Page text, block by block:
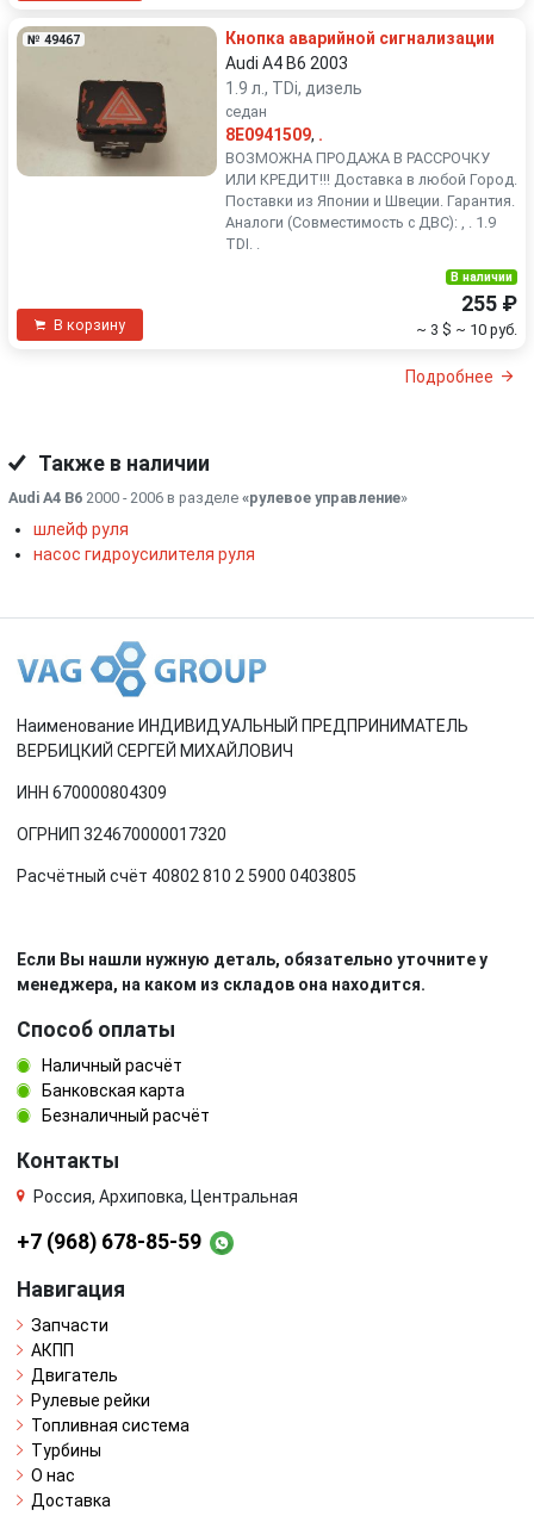
№ 49467
Кнопка аварийной сигнализации
Audi A4 B6 2003
1.9 л., TDi, дизель
седан
8E0941509, .
ВОЗМОЖНА ПРОДАЖА В РАССРОЧКУ
ИЛИ КРЕДИТ!!! Доставка в любой Город.
Поставки из Японии и Швеции. Гарантия.
Аналоги (Совместимость с ДВС): , . 1.9
TDI. .
В корзину
В наличии
255 ₽
~ 3 $ ~ 10 руб.
Подробнее
Также в наличии
Audi A4 B6 2000 - 2006 в разделе «рулевое управление»
шлейф руля
насос гидроусилителя руля
Наименование ИНДИВИДУАЛЬНЫЙ ПРЕДПРИНИМАТЕЛЬ
ВЕРБИЦКИЙ СЕРГЕЙ МИХАЙЛОВИЧ
ИНН 670000804309
ОГРНИП 324670000017320
Расчётный счёт 40802 810 2 5900 0403805
Если Вы нашли нужную деталь, обязательно уточните у
менеджера, на каком из складов она находится.
Способ оплаты
Наличный расчёт
Банковская карта
Безналичный расчёт
Контакты
Россия, Архиповка, Центральная
+7 (968) 678-85-59
Навигация
Запчасти
АКПП
Двигатель
Рулевые рейки
Топливная система
Турбины
О нас
Доставка